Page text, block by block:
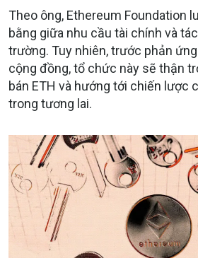
Theo ông, Ethereum Foundation
bằng giữa nhu cầu tài chính và
trường. Tuy nhiên, trước phản
cộng đồng, tổ chức này sẽ thận
bán ETH và hướng tới chiến lược
trong tương lai.